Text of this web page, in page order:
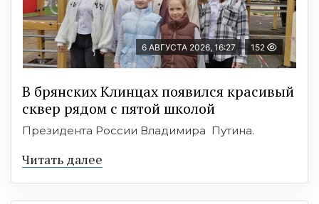
6 АВГУСТА 2026, 16:27 152
В брянских Клинцах появился красивый
сквер рядом с пятой школой
Президента России Владимира Путина.
Читать далее